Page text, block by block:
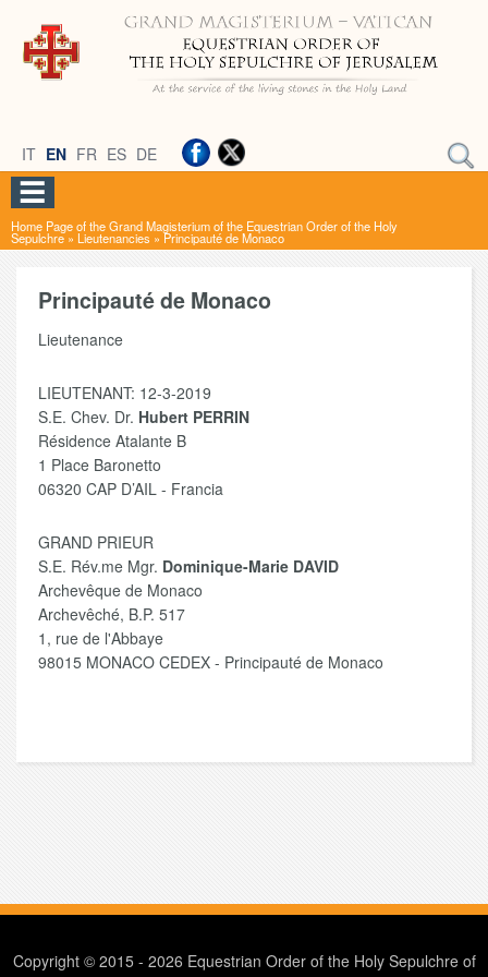
IT EN FR ES DE
Home Page of the Grand Magisterium of the Equestrian Order of the Holy
Sepulchre» Lieutenancies »Principauté de Monaco
Principauté de Monaco
Lieutenance
LIEUTENANT: 12-3-2019
S.E. Chev. Dr. Hubert PERRIN
Résidence Atalante B
1 Place Baronetto
06320 CAP D’AIL - Francia
GRAND PRIEUR
S.E. Rév.me Mgr. Dominique-Marie DAVID
Archevêque de Monaco
Archevêché, B.P. 517
1, rue de l'Abbaye
98015 MONACO CEDEX - Principauté de Monaco
Copyright © 2015 - 2026 Equestrian Order of the Holy Sepulchre of